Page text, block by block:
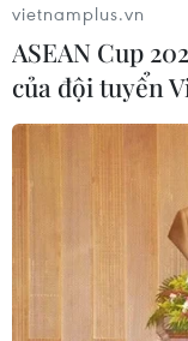
Bộ Ngoại giao
cảnh căng thẳng
trong đó có việc
lạc chung ở thị
vietnamplus.vn
ASEAN Cup
của đội tuyển